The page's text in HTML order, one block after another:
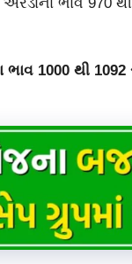
1000 થી 1092